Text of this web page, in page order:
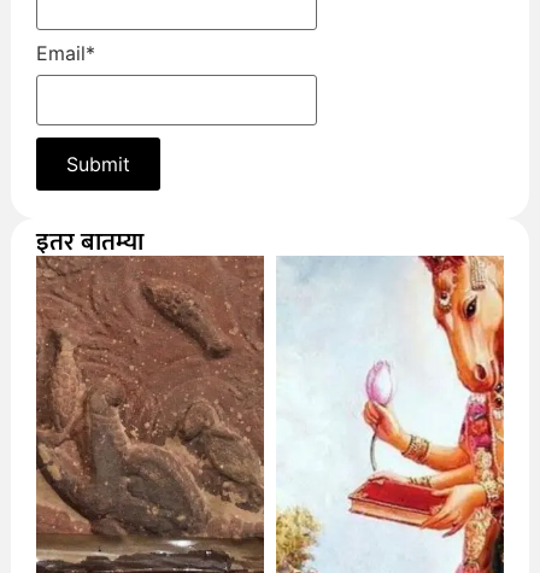
Email*
इतर बातम्या